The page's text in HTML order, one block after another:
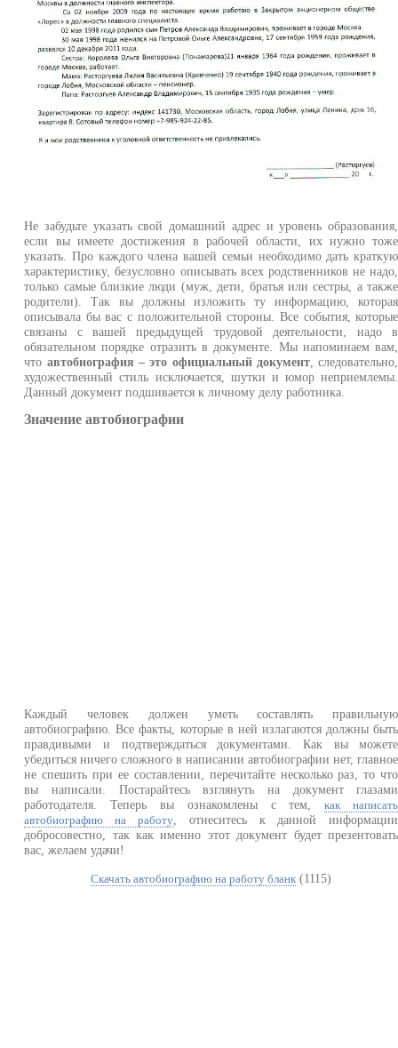
Не забудьте указать свой домашний адрес и уровень образования,
если вы имеете достижения в рабочей области, их нужно тоже
указать. Про каждого члена вашей семьи необходимо дать краткую
характеристику, безусловно описывать всех родственников не надо,
только самые близкие люди (муж, дети, братья или сестры, а также
родители). Так вы должны изложить ту информацию, которая
описывала бы вас с положительной стороны. Все события, которые
связаны с вашей предыдущей трудовой деятельности, надо в
обязательном порядке отразить в документе. Мы напоминаем вам,
что автобиография – это официальный документ, следовательно,
художественный стиль исключается, шутки и юмор неприемлемы.
Данный документ подшивается к личному делу работника.
Значение автобиографии
Каждый человек должен уметь составлять правильную
автобиографию. Все факты, которые в ней излагаются должны быть
правдивыми и подтверждаться документами. Как вы можете
убедиться ничего сложного в написании автобиографии нет, главное
не спешить при ее составлении, перечитайте несколько раз, то что
вы написали. Постарайтесь взглянуть на документ глазами
работодателя. Теперь вы ознакомлены с тем,как написать
автобиографию на работу, отнеситесь к данной информации
добросовестно, так как именно этот документ будет презентовать
вас, желаем удачи!
Скачать автобиографию на работу бланк (1115)